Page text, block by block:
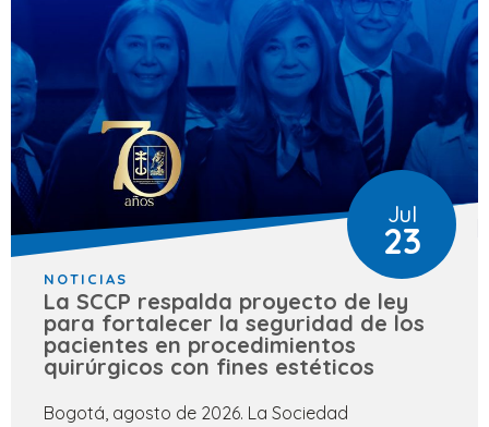
Jul
23
NOTICIAS
La SCCP respalda proyecto de ley
para fortalecer la seguridad de los
pacientes en procedimientos
quirúrgicos con fines estéticos
Bogotá, agosto de 2026. La Sociedad